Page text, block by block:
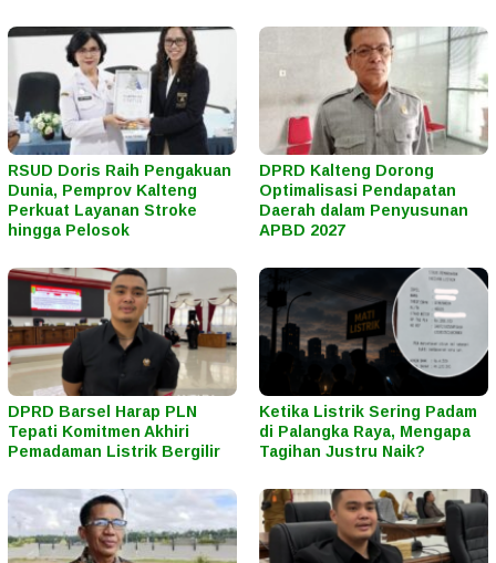
RSUD Doris Raih Pengakuan
Dunia, Pemprov Kalteng
Perkuat Layanan Stroke
hingga Pelosok
DPRD Kalteng Dorong
Optimalisasi Pendapatan
Daerah dalam Penyusunan
APBD 2027
DPRD Barsel Harap PLN
Tepati Komitmen Akhiri
Pemadaman Listrik Bergilir
Ketika Listrik Sering Padam
di Palangka Raya, Mengapa
Tagihan Justru Naik?